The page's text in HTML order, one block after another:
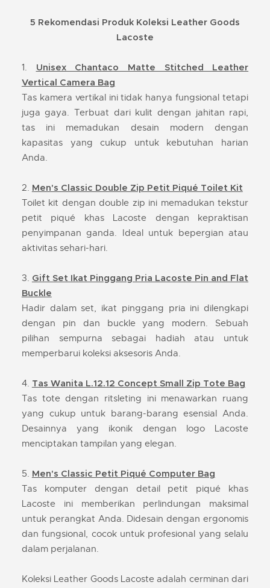
5 Rekomendasi Produk Koleksi Leather Goods
Lacoste
1.
Unisex Chantaco Matte Stitched Leather
Vertical Camera Bag
Tas kamera vertikal ini tidak hanya fungsional tetapi
juga gaya. Terbuat dari kulit dengan jahitan rapi,
tas ini memadukan desain modern dengan
kapasitas yang cukup untuk kebutuhan harian
Anda.
2. Men's Classic Double Zip Petit Piqué Toilet Kit
Toilet kit dengan double zip ini memadukan tekstur
petit piqué khas Lacoste dengan kepraktisan
penyimpanan ganda. Ideal untuk bepergian atau
aktivitas sehari-hari.
3. Gift Set Ikat Pinggang Pria Lacoste Pin and Flat
Buckle
Hadir dalam set, ikat pinggang pria ini dilengkapi
dengan pin dan buckle yang modern. Sebuah
pilihan sempurna sebagai hadiah atau untuk
memperbarui koleksi aksesoris Anda.
4. Tas Wanita L.12.12 Concept Small Zip Tote Bag
Tas tote dengan ritsleting ini menawarkan ruang
yang cukup untuk barang-barang esensial Anda.
Desainnya yang ikonik dengan logo Lacoste
menciptakan tampilan yang elegan.
5. Men's Classic Petit Piqué Computer Bag
Tas komputer dengan detail petit piqué khas
Lacoste ini memberikan perlindungan maksimal
untuk perangkat Anda. Didesain dengan ergonomis
dan fungsional, cocok untuk profesional yang selalu
dalam perjalanan.
Koleksi Leather Goods Lacoste adalah cerminan dari